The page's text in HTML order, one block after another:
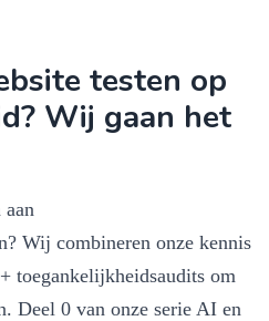
testen op
Wij gaan het
aan
Wij combineren onze kennis
toegankelijkheidsaudits om
Deel 0 van onze serie AI en